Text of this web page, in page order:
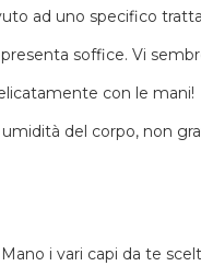
ad uno specifico
soffice. Vi
con le mani!
del corpo, non
i vari capi da te